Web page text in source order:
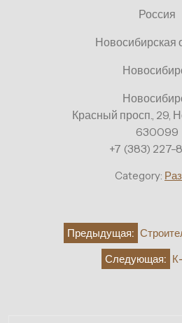
Россия
Новосибирская
Красный просп., 29,
630099
+7 (383) 227-
Category:
НавигацияПредыдущая:
Следующая: